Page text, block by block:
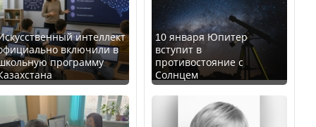
интеллект
включили в
программу
10 января Юпитер
вступит в
противостояние с
Солнцем